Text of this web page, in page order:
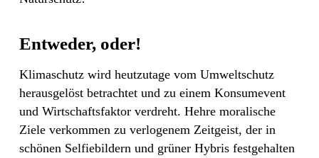
Entweder, oder!
Klimaschutz wird heutzutage vom Umweltschutz
herausgelöst betrachtet und zu einem Konsumevent
und Wirtschaftsfaktor verdreht. Hehre moralische
Ziele verkommen zu verlogenem Zeitgeist, der in
schönen Selfiebildern und grüner Hybris festgehalten